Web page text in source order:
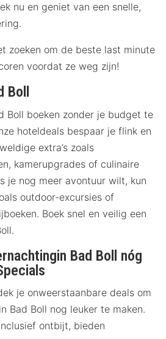
nu en geniet van een snelle,
zoeken om de beste last minute
voordat ze weg zijn!
Boll boeken zonder je budget te
hoteldeals bespaar je flink en
extra’s zoals
kamerupgrades of culinaire
je nog meer avontuur wilt, kun
outdoor-excursies of
Boek snel en veilig een
Bad Boll nóg
je onweerstaanbare deals om
Bad Boll nog leuker te maken.
ontbijt, bieden